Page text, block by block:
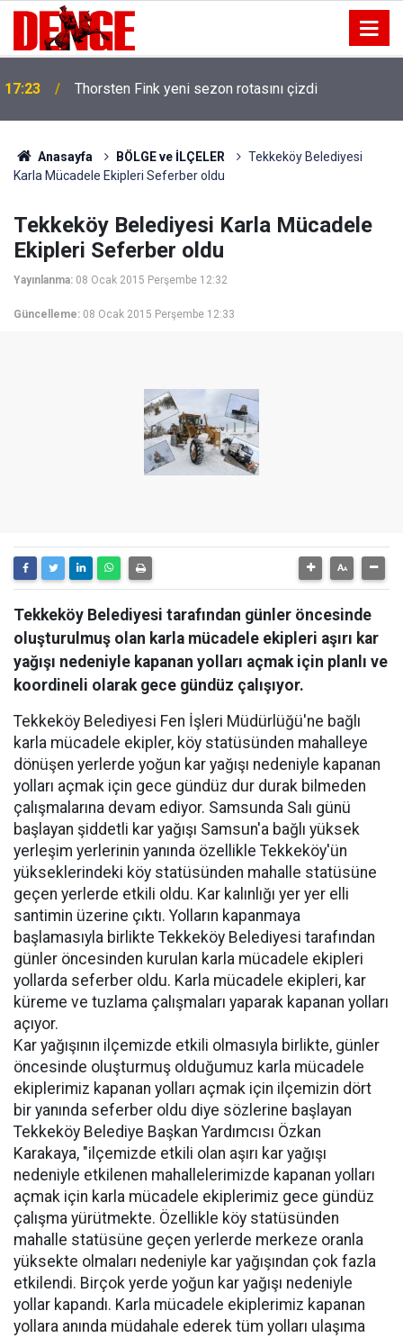
17:23 Thorsten Fink yeni sezon rotasını çizdi
Anasayfa BÖLGE ve İLÇELER
Tekkeköy Belediyesi
Karla Mücadele Ekipleri Seferber oldu
Tekkeköy Belediyesi Karla Mücadele
Ekipleri Seferber oldu
Yayınlanma: 08 Ocak 2015 Perşembe 12:32
Güncelleme: 08 Ocak 2015 Perşembe 12:33
Tekkeköy Belediyesi tarafından günler öncesinde
oluşturulmuş olan karla mücadele ekipleri aşırı kar
yağışı nedeniyle kapanan yolları açmak için planlı ve
koordineli olarak gece gündüz çalışıyor.
Tekkeköy Belediyesi Fen İşleri Müdürlüğü'ne bağlı
karla mücadele ekipler, köy statüsünden mahalleye
dönüşen yerlerde yoğun kar yağışı nedeniyle kapanan
yolları açmak için gece gündüz dur durak bilmeden
çalışmalarına devam ediyor. Samsunda Salı günü
başlayan şiddetli kar yağışı Samsun'a bağlı yüksek
yerleşim yerlerinin yanında özellikle Tekkeköy'ün
yükseklerindeki köy statüsünden mahalle statüsüne
geçen yerlerde etkili oldu. Kar kalınlığı yer yer elli
santimin üzerine çıktı. Yolların kapanmaya
başlamasıyla birlikte Tekkeköy Belediyesi tarafından
günler öncesinden kurulan karla mücadele ekipleri
yollarda seferber oldu. Karla mücadele ekipleri, kar
küreme ve tuzlama çalışmaları yaparak kapanan yolları
açıyor.
Kar yağışının ilçemizde etkili olmasıyla birlikte, günler
öncesinde oluşturmuş olduğumuz karla mücadele
ekiplerimiz kapanan yolları açmak için ilçemizin dört
bir yanında seferber oldu diye sözlerine başlayan
Tekkeköy Belediye Başkan Yardımcısı Özkan
Karakaya, "ilçemizde etkili olan aşırı kar yağışı
nedeniyle etkilenen mahallelerimizde kapanan yolları
açmak için karla mücadele ekiplerimiz gece gündüz
çalışma yürütmekte. Özellikle köy statüsünden
mahalle statüsüne geçen yerlerde merkeze oranla
yüksekte olmaları nedeniyle kar yağışından çok fazla
etkilendi. Birçok yerde yoğun kar yağışı nedeniyle
yollar kapandı. Karla mücadele ekiplerimiz kapanan
yollara anında müdahale ederek tüm yolları ulaşıma